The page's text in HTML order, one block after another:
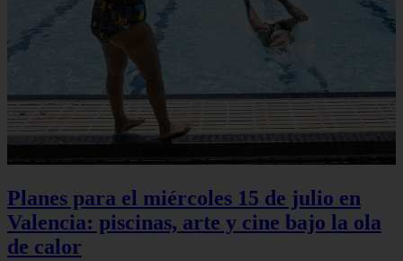
Planes para el miércoles 15 de julio en
Valencia: piscinas, arte y cine bajo la ola
de calor